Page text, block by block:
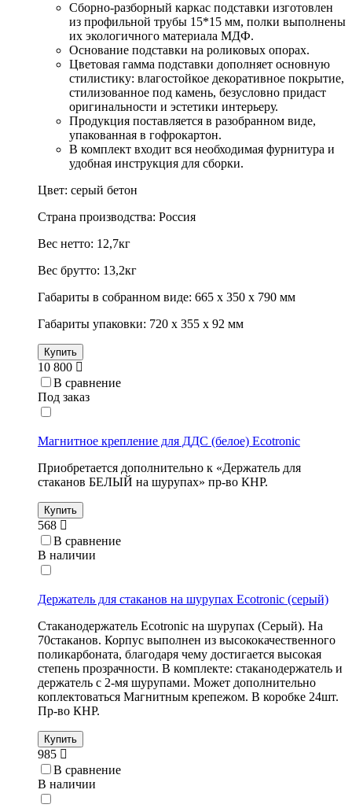
Сборно-разборный каркас подставки изготовлен
из профильной трубы 15*15 мм, полки выполнены
их экологичного материала МДФ.
Основание подставки на роликовых опорах.
Цветовая гамма подставки дополняет основную
стилистику: влагостойкое декоративное покрытие,
стилизованное под камень, безусловно придаст
оригинальности и эстетики интерьеру.
Продукция поставляется в разобранном виде,
упакованная в гофрокартон.
В комплект входит вся необходимая фурнитура и
удобная инструкция для сборки.
Цвет: серый бетон
Страна производства: Россия
Вес нетто: 12,7кг
Вес брутто: 13,2кг
Габариты в собранном виде: 665 х 350 х 790 мм
Габариты упаковки: 720 х 355 х 92 мм
Купить
10 800
В сравнение
Под заказ
Магнитное крепление для ДДС (белое) Ecotronic
Приобретается дополнительно к «Держатель для
стаканов БЕЛЫЙ на шурупах» пр-во КНР.
Купить
568
В сравнение
В наличии
Держатель для стаканов на шурупах Ecotronic (серый)
Стаканодержатель Ecotronic на шурупах (Серый). На
70стаканов. Корпус выполнен из высококачественного
поликарбоната, благодаря чему достигается высокая
степень прозрачности. В комплекте: стаканодержатель и
держатель с 2-мя шурупами. Может дополнительно
коплектоваться Магнитным крепежом. В коробке 24шт.
Пр-во КНР.
Купить
985
В сравнение
В наличии